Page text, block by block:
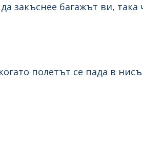
закъснее багажът ви, така
полетът се пада в